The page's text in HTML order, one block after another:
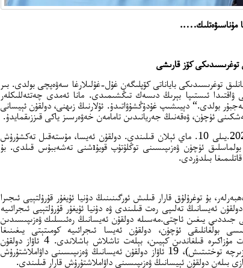
مۇناسىۋەتلىك…..
توغرىسىدىكى كۆز قارىشى
توغرىسىدىكى باياناتى كۆپلىگەن غۇل-غۇلىلارغا سەۋەپچى بولدى. بىر
ۋاقتىدا ئىستىپا بېرىڭ دىسەك تىڭشىمىدى. مانا ئەمدى چەتئەللىكلەر
بولدى.“ دېيىشىپ غۇدۇڭشۇۋاتىدۇ. ئۇلارنىڭ زىھنى، دولقۇن ئېيسانى
ئۈچۈن، ۋەقەنىڭ جەريانىدىن تامامەن خەۋەرسىز ياكى قىززىقمايدۇ.
”نوتۇس – Notus tori “ خەۋىرى 2024.يىلى 10. ماي ئېلان قىلىندى. دولقۇن ئەيسا، مۇستەقىل تەكشۇرۇش
ئېلىپ بارغۇچىلارنىڭ خىزمىتىگە توسالغۇ بولماسلىق ئۈچۈن ۋەزىپىسىنى توڭلۇتۇپ قويۇıشنى تەشەببۇس قىلدى. بۇ
بىلدۈردى.
بۇ توغرۇلۇق قارار قىلىش ئورگىنىنىڭ دۇنيا ئۇيغۇر قۇرۇلتېيى ئىجىرا
ئەيسانىڭ تەلىپى رەت قىلىندى ۋە دۇنيا ئۇيغۇر قۇرۇلتېيى ئىجرائىيە
2024-يىلى 5-ئاينىڭ 18-كۈنى جىددىي يىغىن ئاچتى.مەسىلە دولقۇن ئەيسانىڭ رەئىسلىك ۋەزىپىسىدىن
بولغانلىقى ئۈچۈن، دولقۇن ئەيسا ئىجرائىيە كومىتېتى يىغىنىغا
قاتناشمىدى. بۇ مەسىلىنى نەچچە سائەت مۇزاكىرە قىلغاندىن كېيىن، بېلەت تاشلاش باشلاندى. 4 ئاۋاز دولقۇن
ئەيسانىڭ ۋەزىپىسىدىن توختىتىلىشى (ھازىرچە توختىتىش)، 19 ئاۋاز دولقۇن ئەيسانىڭ ۋەزىپىسىنى داۋاملاشتۇرۇش
بىلەن دولقۇن ئېيسانىڭ ۋەزىپىسىنى داۋاملاشتۇرۇش قارار قىلىندى.